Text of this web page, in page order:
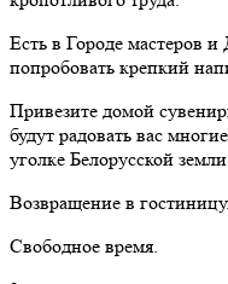
Есть в Городе мастеров
попробовать крепкий
Привезите домой
будут радовать вас
уголке Белорусской
Возвращение в гостиницу.
Свободное время.